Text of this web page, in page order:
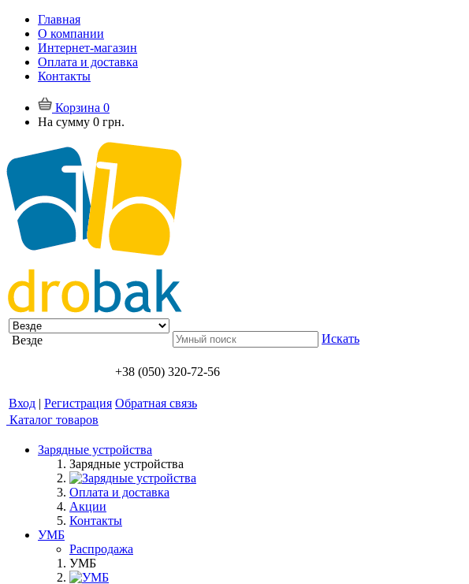
Главная
О компании
Интернет-магазин
Оплата и доставка
Контакты
Корзина 0
На сумму 0 грн.
Везде Искать
+38 (050) 320-72-56
Вход | Регистрация Обратная связь
Каталог товаров
Зарядные устройства
Зарядные устройства
Оплата и доставка
Акции
Контакты
УМБ
Распродажа
УМБ